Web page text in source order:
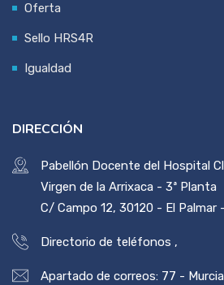
Oferta
Sello HRS4R
Igualdad
DIRECCIÓN
Pabellón Docente del Hospital
Virgen de la Arrixaca - 3ª Planta
C/ Campo 12, 30120 - El Palmar
Directorio de teléfonos ,
Apartado de correos: 77 - Murcia